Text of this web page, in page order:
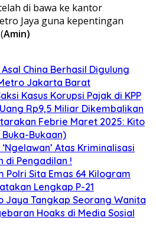
di bawa ke kantor
Jaya guna kepentingan
Amin)
China Berhasil Digulung
Jakarta Barat
Kasus Korupsi Pajak di KPP
Rp9,5 Miliar Dikembalikan
Febrie Maret 2025: Kito
Bukaan)
Atas Kriminalisasi
di Pengadilan !
Polri Sita Emas 64 Kilogram
Lengkap P-21
Jaya Tangkap Seorang Wanita
Hoaks di Media Sosial